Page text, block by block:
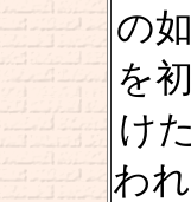
の
を
け
わ